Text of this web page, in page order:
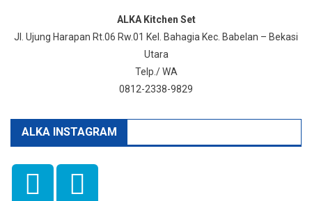
ALKA Kitchen Set
Jl. Ujung Harapan Rt.06 Rw.01 Kel. Bahagia Kec. Babelan – Bekasi
Utara
Telp./ WA
0812-2338-9829
ALKA INSTAGRAM